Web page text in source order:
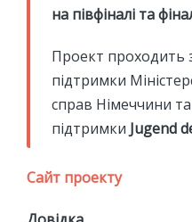
на півфіналі та
Проект проходить
підтримки
справ Німеччини
підтримки Jugend
Сайт проекту